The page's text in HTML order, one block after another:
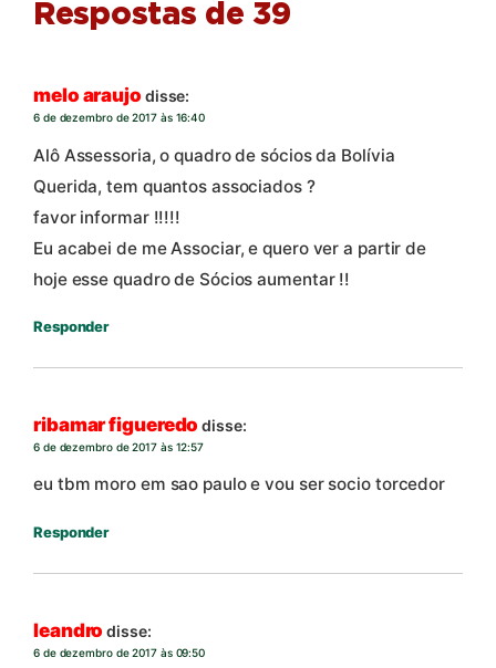
Respostas de 39
melo araujo disse:
6 de dezembro de 2017 às 16:40
Alô Assessoria, o quadro de sócios da Bolívia
Querida, tem quantos associados ?
favor informar !!!!!
Eu acabei de me Associar, e quero ver a partir de
hoje esse quadro de Sócios aumentar !!
Responder
ribamar figueredo disse:
6 de dezembro de 2017 às 12:57
eu tbm moro em sao paulo e vou ser socio torcedor
Responder
leandro disse:
6 de dezembro de 2017 às 09:50